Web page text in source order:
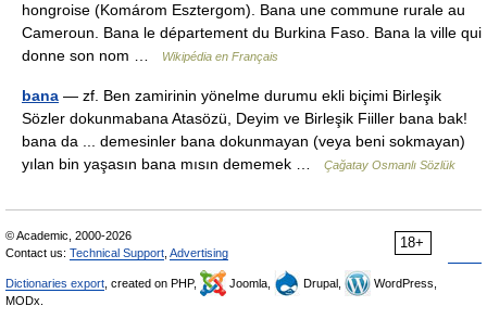
hongroise (Komárom Esztergom). Bana une commune rurale au
Cameroun. Bana le département du Burkina Faso. Bana la ville qui
donne son nom …
Wikipédia en Français
bana — zf. Ben zamirinin yönelme durumu ekli biçimi Birleşik
Sözler dokunmabana Atasözü, Deyim ve Birleşik Fiiller bana bak!
bana da ... demesinler bana dokunmayan (veya beni sokmayan)
yılan bin yaşasın bana mısın dememek …
Çağatay Osmanlı Sözlük
18+
© Academic, 2000-2026
Contact us: Technical Support Advertising
Dictionaries export , created on PHP, Joomla, Drupal,
WordPress,
MODx.